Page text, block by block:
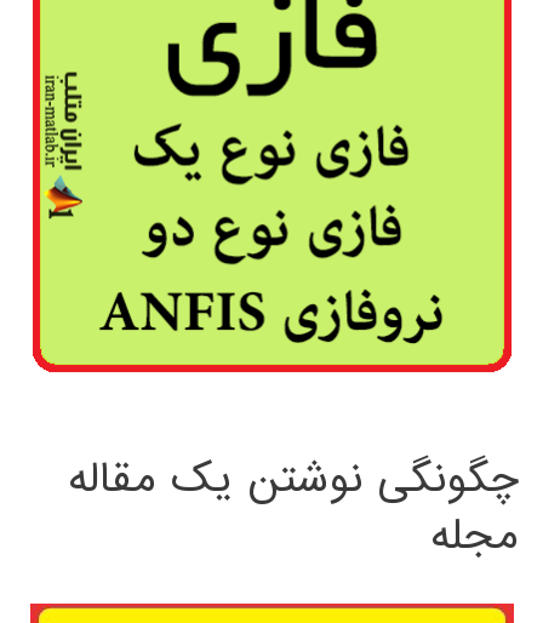
چگونگی نوشتن یک مقاله
مجله